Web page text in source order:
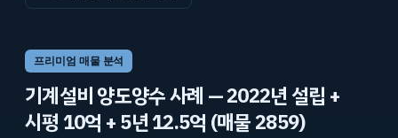
프리미엄 매물 분석
기계설비 양도양수 사례 — 2022년 설립 +
시평 10억 + 5년 12.5억 (매물 2859)